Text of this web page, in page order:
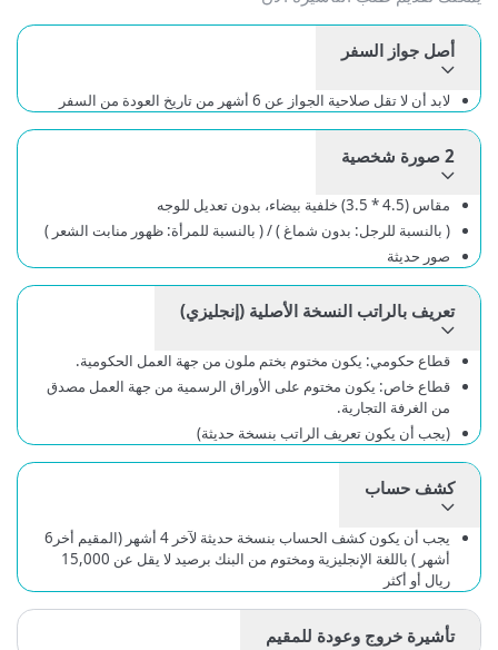
تقديم طلب التأشيرة الآن
أصل جواز السفر
مقاس (4.5 * 3.5) خلفية بيضاء، بدون تعديل للوجه
( بالنسبة للرجل: بدون شماغ ) / ( بالنسبة للمرأة: ظهور منابت الشعر )
صور حديثة
قطاع حكومي: يكون مختوم بختم ملون من جهة العمل الحكومية.
قطاع خاص: يكون مختوم على الأوراق الرسمية من جهة العمل مصدق
من الغرفة التجارية.
(يجب أن يكون تعريف الراتب بنسخة حديثة)
كشف حساب
أشهر ) باللغة الإنجليزية ومختوم من البنك برصيد لا يقل عن 15,000
ريال أو أكثر